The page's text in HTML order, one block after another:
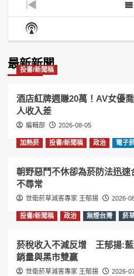
Previous
Episode
Show
Podcast
最新新聞
投書/新聞稿
酒店紅牌週賺20萬！AV女優
人收入差
編輯部 2026-08-05
加熱菸 投書/新聞稿 政治 電子
朝野惡鬥不休卻為菸防法迅
不尋常
世衛菸草減害專家 王郁揚 2026-
投書/新聞稿 政治 無煙台灣 菸
菸稅收入不減反增 王郁揚:
銷量與黑市雙贏
世衛菸草減害專家 王郁揚 2026-